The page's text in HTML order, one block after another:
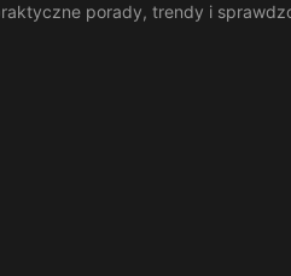
porady, trendy i